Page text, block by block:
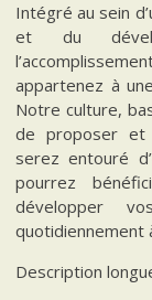
Intégré au sein
et du
appartenez à
Notre culture,
de proposer et
serez entouré
pourrez
développer
quotidiennement
Description